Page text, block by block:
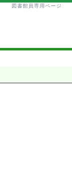
図書館員専用ページ